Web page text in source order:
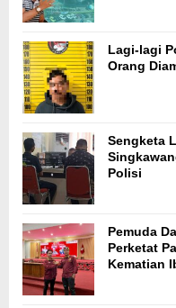
Lagi-lagi
Orang
Sengketa
Polisi
Pemuda
Perketat
Kematian